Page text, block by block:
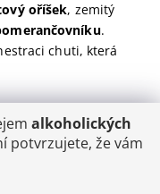
oříšek, zemitý
.
chuti, která
alkoholických
potvrzujete, že vám